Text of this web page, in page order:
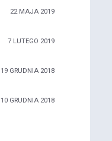
22 MAJA 2019
7 LUTEGO 2019
19 GRUDNIA 2018
10 GRUDNIA 2018